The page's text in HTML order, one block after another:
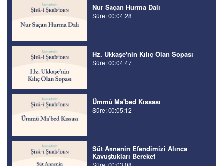
Nur Saçan Hurma Dalı
Süre: 00:04:28
Hz. Ukkaşe'nin Kılıç Olan Sopası
Süre: 00:04:47
Ümmü Ma'bed Kıssası
Süre: 00:05:12
Süt Annenin Efendimizi Alınca
Kavuştukları Bereket